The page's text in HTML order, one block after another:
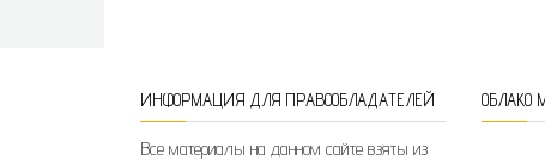
ИНФОРМАЦИЯ ДЛЯ ПРАВООБЛАДАТЕЛЕЙ
Все материалы на данном сайте взяты из
ОБЛАКО